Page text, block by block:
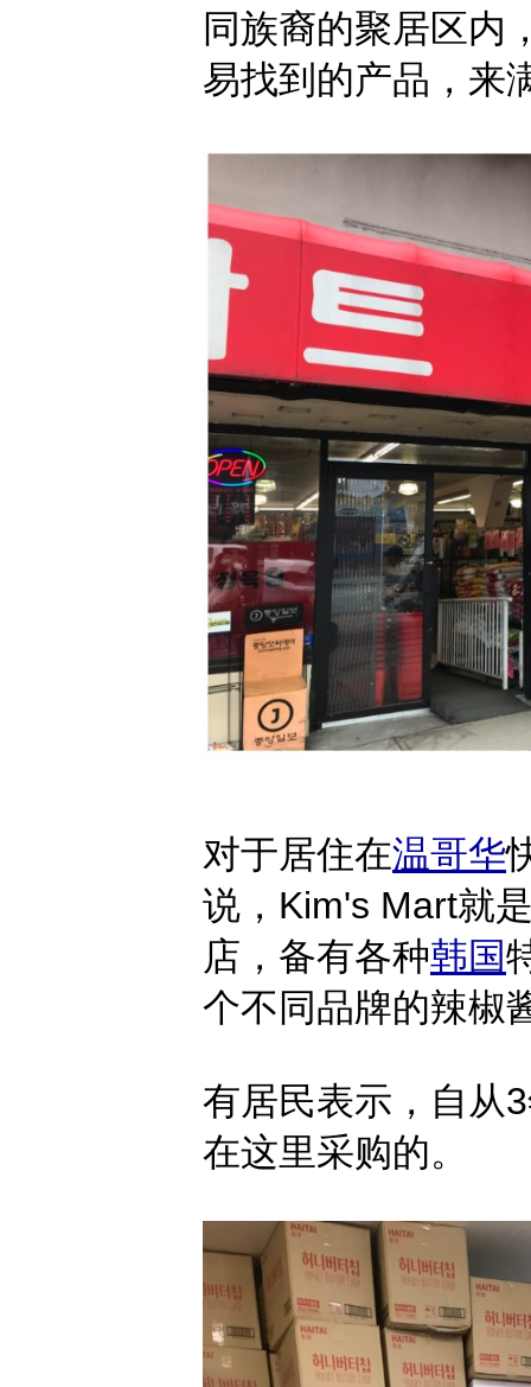
同族裔的聚居区内
易找到的产品，来
对于居住在温哥华
说，Kim's Mart就
店，备有各种韩国
个不同品牌的辣椒
有居民表示，自从
在这里采购的。